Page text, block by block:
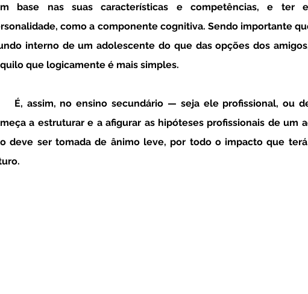
base nas suas características e competências, e ter
como a componente cognitiva. Sendo importante
interno de um adolescente do que das opções dos
que logicamente é mais simples.
a estruturar e a afigurar as hipóteses profissionais de um
deve ser tomada de ânimo leve, por todo o impacto que